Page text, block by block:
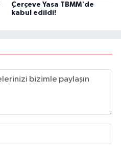
Çerçeve Yasa TBMM'de
kabul edildi!